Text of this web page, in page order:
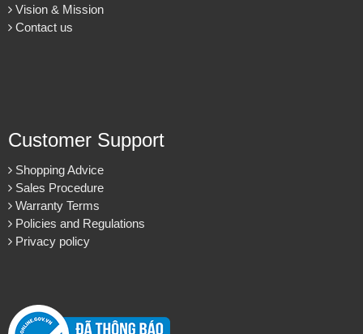
Vision & Mission
Contact us
Customer Support
Shopping Advice
Sales Procedure
Warranty Terms
Policies and Regulations
Privacy policy